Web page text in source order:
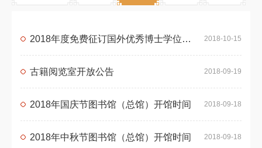
2018-10-15
2018年度免费征订国外优秀博士学位论文通知
2018-09-19
古籍阅览室开放公告
2018-09-18
2018年国庆节图书馆（总馆）开馆时间
2018-09-18
2018年中秋节图书馆（总馆）开馆时间